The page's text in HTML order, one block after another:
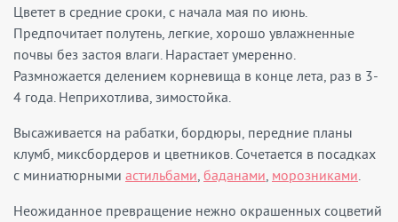
Цветет в средние сроки, с начала мая по июнь.
Предпочитает полутень, легкие, хорошо увлажненные
почвы без застоя влаги. Нарастает умеренно.
Размножается делением корневища в конце лета, раз в 3-
4 года. Неприхотлива, зимостойка.
Высаживается на рабатки, бордюры, передние планы
клумб, миксбордеров и цветников. Сочетается в посадках
с миниатюрными астильбами, баданами, морозниками.
Неожиданное превращение нежно окрашенных соцветий